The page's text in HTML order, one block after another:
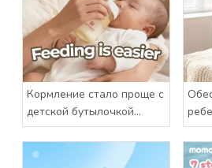
Кормление стало проще с
детской бутылочкой
Momotaro